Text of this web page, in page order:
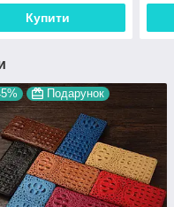
Купити
Подарунок